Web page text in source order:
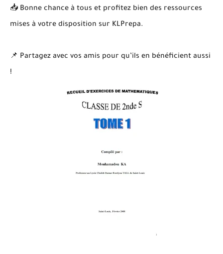
📥 Bonne chance à tous et profitez bien des ressources
mises à votre disposition sur KLPrepa.
📌 Partagez avec vos amis pour qu’ils en bénéficient aussi
!